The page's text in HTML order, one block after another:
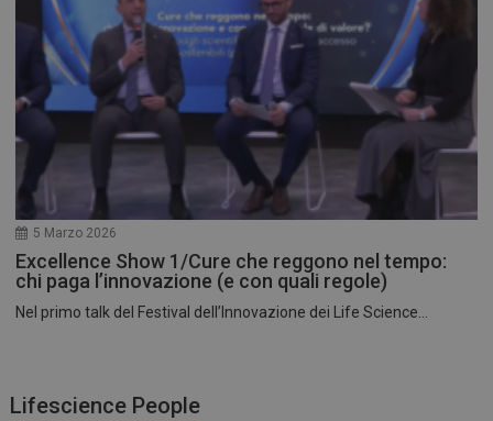
5 Marzo 2026
Excellence Show 1/Cure che reggono nel tempo:
chi paga l’innovazione (e con quali regole)
Nel primo talk del Festival dell’Innovazione dei Life Science...
Lifescience People